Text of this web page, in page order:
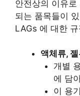
안전상의 이유
되는 품목들이
LAGs 에 대한
액체류,
개별
에 담
이 용